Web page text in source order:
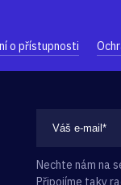
o přístupnosti
Nechte nám na
Připojíme taky